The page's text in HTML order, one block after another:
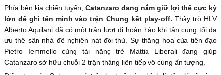
Phía bên kia chiến tuyến, Catanzaro đang nắm giữ lợi thế cực kỳ
lớn để ghi tên mình vào trận Chung kết play-off. Thầy trò HLV
Alberto Aquilani đã có một trận lượt đi hoàn hảo khi tận dụng tối đa
ưu thế sân nhà để nghiền nát đối thủ. Sự thăng hoa của tiền đạo
Pietro Iemmello cùng tài năng trẻ Mattia Liberali đang giúp
Catanzaro sở hữu chuỗi 2 trận thắng liên tiếp vô cùng ấn tượng.